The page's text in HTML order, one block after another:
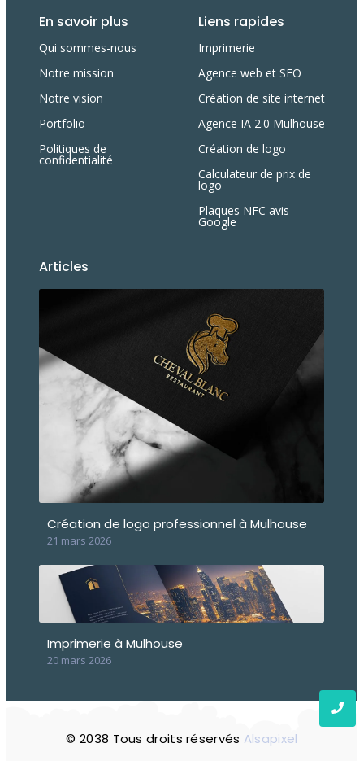
En savoir plus
Qui sommes-nous
Notre mission
Notre vision
Portfolio
Politiques de
confidentialité
Liens rapides
Imprimerie
Agence web et SEO
Création de site internet
Agence IA 2.0 Mulhouse
Création de logo
Calculateur de prix de
logo
Plaques NFC avis
Google
Articles
Création de logo professionnel à Mulhouse
21 mars 2026
Imprimerie à Mulhouse
20 mars 2026
© 2038 Tous droits réservés Alsapixel